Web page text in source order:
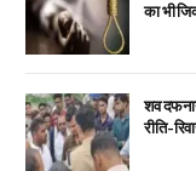
का भी
शव
रीति-